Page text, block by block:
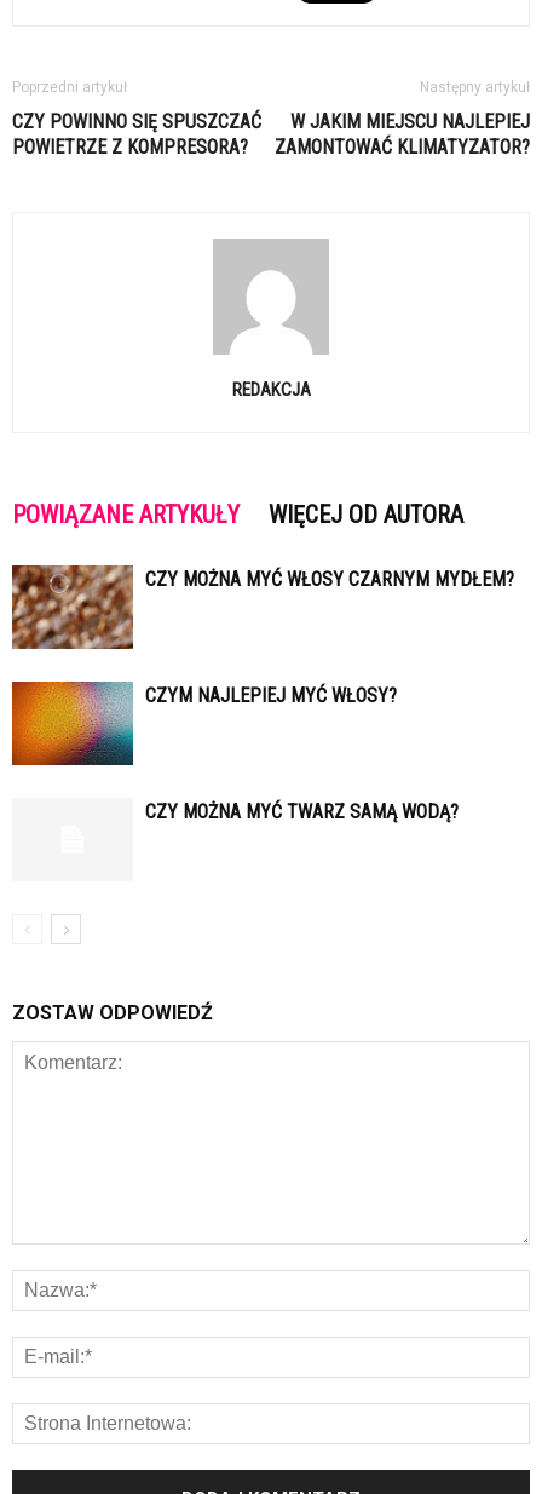
Poprzedni artykuł
CZY POWINNO SIĘ SPUSZCZAĆ
POWIETRZE Z KOMPRESORA?
Następny artykuł
W JAKIM MIEJSCU NAJLEPIEJ
ZAMONTOWAĆ KLIMATYZATOR?
REDAKCJA
POWIĄZANE ARTYKUŁY WIĘCEJ OD AUTORA
CZY MOŻNA MYĆ WŁOSY CZARNYM MYDŁEM?
CZYM NAJLEPIEJ MYĆ WŁOSY?
CZY MOŻNA MYĆ TWARZ SAMĄ WODĄ?
ZOSTAW ODPOWIEDŹ